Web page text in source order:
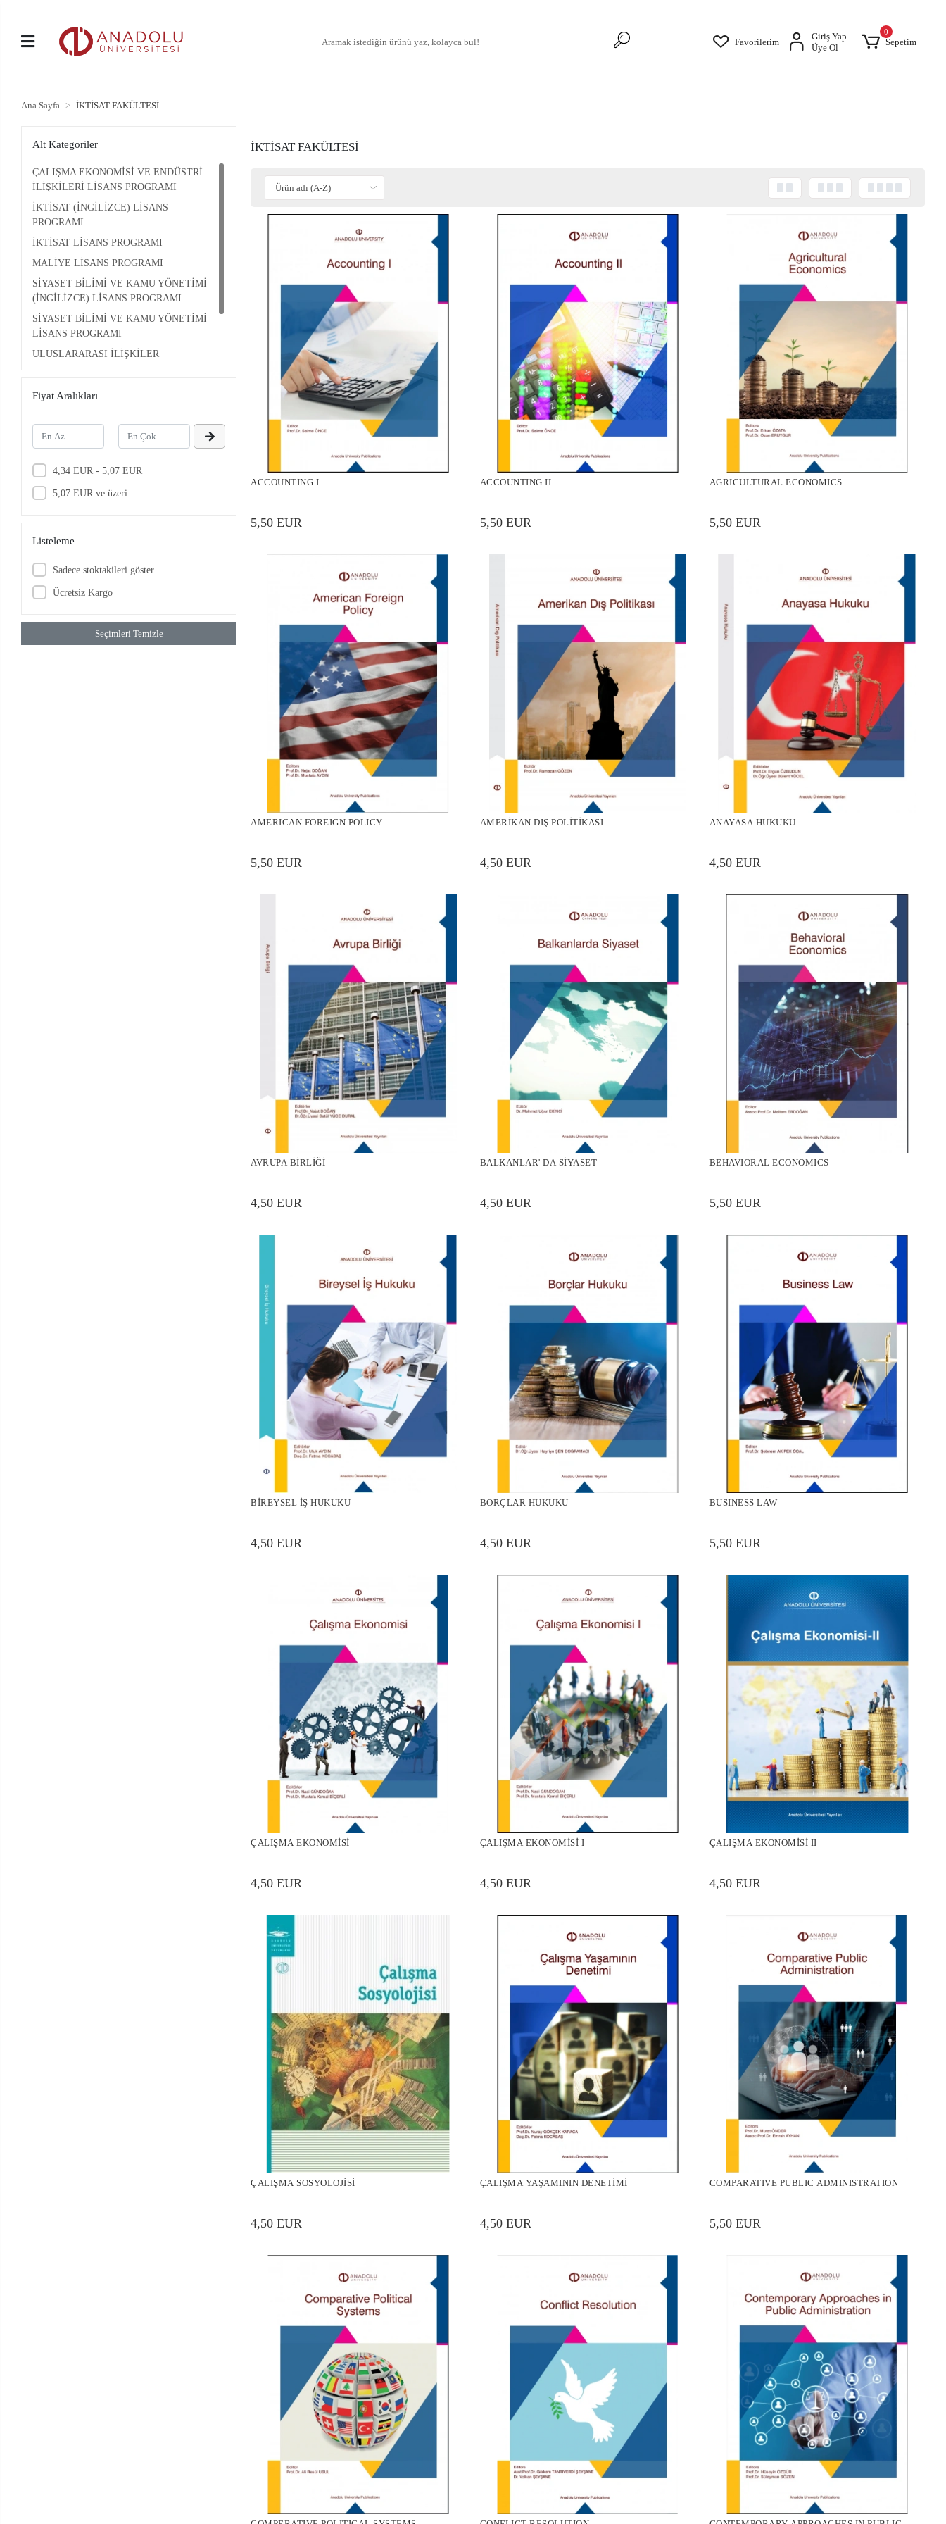
Favorilerim
Giriş Yap
Üye Ol
0
Sepetim
Ana Sayfa İKTİSAT FAKÜLTESİ
Alt Kategoriler
ÇALIŞMA EKONOMİSİ VE ENDÜSTRİ
İLİŞKİLERİ LİSANS PROGRAMI
İKTİSAT (İNGİLİZCE) LİSANS
PROGRAMI
İKTİSAT LİSANS PROGRAMI
MALİYE LİSANS PROGRAMI
SİYASET BİLİMİ VE KAMU YÖNETİMİ
(İNGİLİZCE) LİSANS PROGRAMI
SİYASET BİLİMİ VE KAMU YÖNETİMİ
LİSANS PROGRAMI
ULUSLARARASI İLİŞKİLER
PROGRAMI
Fiyat Aralıkları
-
4,34 EUR - 5,07 EUR
5,07 EUR ve üzeri
Listeleme
Sadece stoktakileri göster
Ücretsiz Kargo
Seçimleri Temizle
İKTİSAT FAKÜLTESİ
ACCOUNTING I
5,50 EUR
ACCOUNTING II
5,50 EUR
AGRICULTURAL ECONOMICS
5,50 EUR
AMERICAN FOREIGN POLICY
5,50 EUR
AMERİKAN DIŞ POLİTİKASI
4,50 EUR
ANAYASA HUKUKU
4,50 EUR
AVRUPA BİRLİĞİ
4,50 EUR
BALKANLAR' DA SİYASET
4,50 EUR
BEHAVIORAL ECONOMICS
5,50 EUR
BİREYSEL İŞ HUKUKU
4,50 EUR
BORÇLAR HUKUKU
4,50 EUR
BUSINESS LAW
5,50 EUR
ÇALIŞMA EKONOMİSİ
4,50 EUR
ÇALIŞMA EKONOMİSİ I
4,50 EUR
ÇALIŞMA EKONOMİSİ II
4,50 EUR
ÇALIŞMA SOSYOLOJİSİ
4,50 EUR
ÇALIŞMA YAŞAMININ DENETİMİ
4,50 EUR
COMPARATIVE PUBLIC ADMINISTRATION
5,50 EUR